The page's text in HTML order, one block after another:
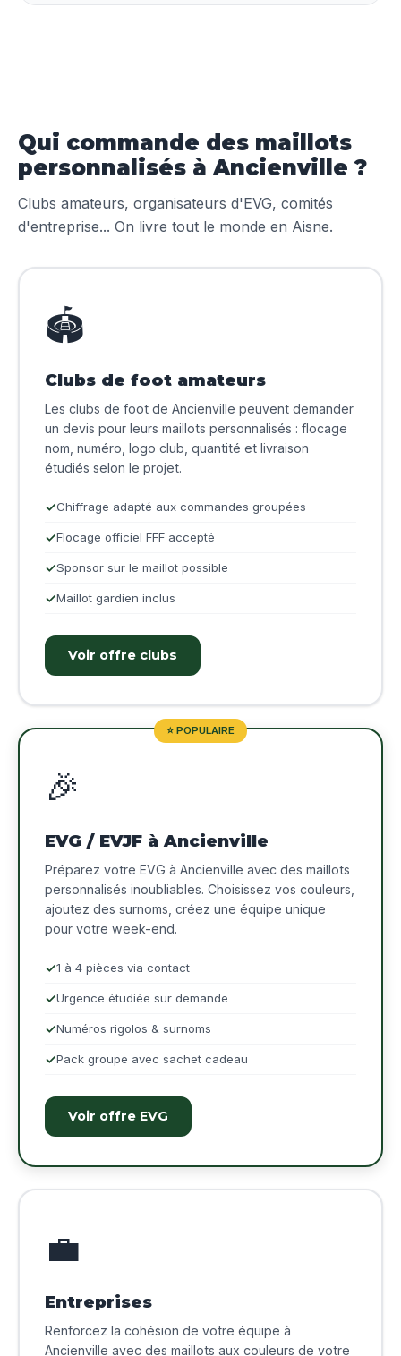
Qui commande des maillots
personnalisés à Ancienville ?
Clubs amateurs, organisateurs d'EVG, comités
d'entreprise... On livre tout le monde en Aisne.
🏟️
Clubs de foot amateurs
Les clubs de foot de Ancienville peuvent demander
un devis pour leurs maillots personnalisés : flocage
nom, numéro, logo club, quantité et livraison
étudiés selon le projet.
Chiffrage adapté aux commandes groupées
Flocage officiel FFF accepté
Sponsor sur le maillot possible
Maillot gardien inclus
Voir offre clubs
⭐ POPULAIRE
🎉
EVG / EVJF à Ancienville
Préparez votre EVG à Ancienville avec des maillots
personnalisés inoubliables. Choisissez vos couleurs,
ajoutez des surnoms, créez une équipe unique
pour votre week-end.
1 à 4 pièces via contact
Urgence étudiée sur demande
Numéros rigolos & surnoms
Pack groupe avec sachet cadeau
Voir offre EVG
💼
Entreprises
Renforcez la cohésion de votre équipe à
Ancienville avec des maillots aux couleurs de votre